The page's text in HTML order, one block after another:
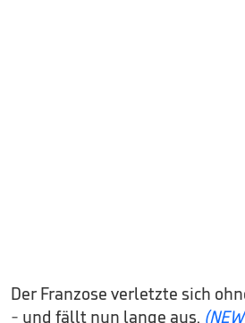
Der Franzose verletzte sich
- und fällt nun lange aus.